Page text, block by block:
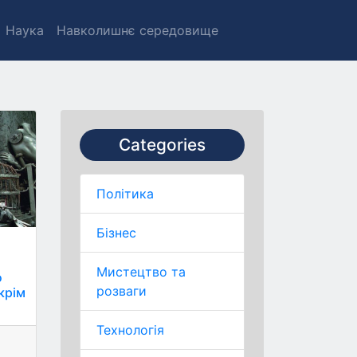
Наука Навколишнє середовище
Categories
Політика
Бізнес
Мистецтво та
розваги
Технологія